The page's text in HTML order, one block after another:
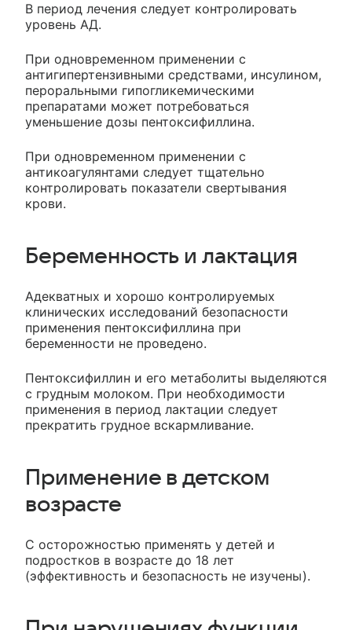
В период лечения следует контролировать
уровень АД.
При одновременном применении с
антигипертензивными средствами, инсулином,
пероральными гипогликемическими
препаратами может потребоваться
уменьшение дозы пентоксифиллина.
При одновременном применении с
антикоагулянтами следует тщательно
контролировать показатели свертывания
крови.
Беременность и лактация
Адекватных и хорошо контролируемых
клинических исследований безопасности
применения пентоксифиллина при
беременности не проведено.
Пентоксифиллин и его метаболиты выделяются
с грудным молоком. При необходимости
применения в период лактации следует
прекратить грудное вскармливание.
Применение в детском
возрасте
C осторожностью применять у детей и
подростков в возрасте до 18 лет
(эффективность и безопасность не изучены).